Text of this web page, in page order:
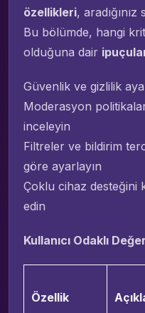
özellikleri,
Bu bölümde, hangi
olduğuna dair
Güvenlik ve gizlilik
Moderasyon
inceleyin
Filtreler ve bildirim
göre ayarlayın
Çoklu cihaz desteğini
edin
Kullanıcı Odaklı
Özellik